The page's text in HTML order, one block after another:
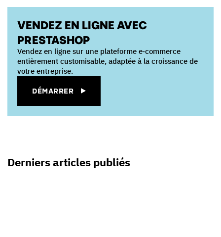
VENDEZ EN LIGNE AVEC
PRESTASHOP
Vendez en ligne sur une plateforme e‑commerce
entièrement customisable, adaptée à la croissance de
votre entreprise.
DÉMARRER
Derniers articles publiés